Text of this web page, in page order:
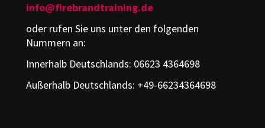
info@firebrandtraining.de
oder rufen Sie uns unter den folgenden
Nummern an:
Innerhalb Deutschlands: 06623 4364698
Außerhalb Deutschlands: +49-66234364698